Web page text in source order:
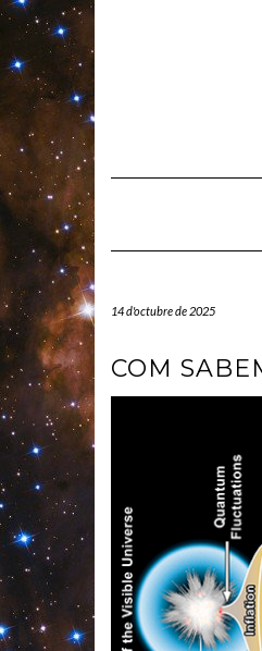
Skip
14 d'octubre de 2025
COM